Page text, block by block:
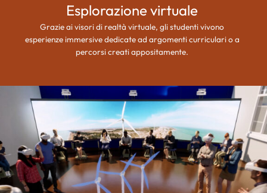
Esplorazione virtuale
Grazie ai visori di realtà virtuale, gli studenti vivono
esperienze immersive dedicate ad argomenti curriculari o a
percorsi creati appositamente.